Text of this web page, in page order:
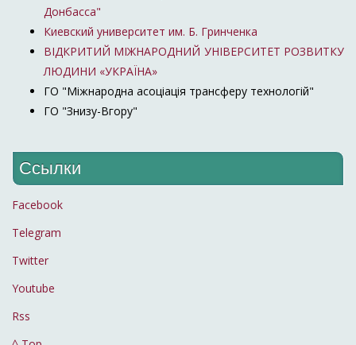
Донбасса"
Киевский университет им. Б. Гринченка
ВІДКРИТИЙ МІЖНАРОДНИЙ УНІВЕРСИТЕТ РОЗВИТКУ
ЛЮДИНИ «УКРАЇНА»
ГО "Міжнародна асоціація трансферу технологій"
ГО "Знизу-Вгору"
Ссылки
Facebook
Telegram
Twitter
Youtube
Rss